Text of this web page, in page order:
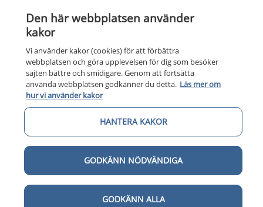
Till startsidan för 1177 för
för vårdpersonal
1177 för vårdpersonal samlar information
och nationella kunskapsstöd och är en del av
Nationellt system för kunskapsstyrning
hälso- och sjukvård.
1177 för vårdpersonal drivs av Inera AB på
uppdrag av Sveriges regioner.
Den här webbplatsen använder
kakor
Vi använder kakor (cookies) för att förbättra
webbplatsen och göra upplevelsen för dig som besöker
sajten bättre och smidigare. Genom att fortsätta
använda webbplatsen godkänner du detta. Läs mer om
hur vi använder kakor
HANTERA KAKOR
GODKÄNN NÖDVÄNDIGA
GODKÄNN ALLA